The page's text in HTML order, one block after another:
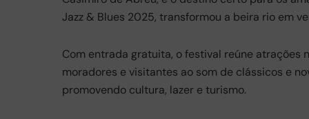
e
o
o
k
s
p
p
gr
m
e
Jazz & Blues 2025, transformou a beira rio em
Com entrada gratuita, o festival reúne
moradores e visitantes ao som de clássicos e
promovendo cultura, lazer e turismo.